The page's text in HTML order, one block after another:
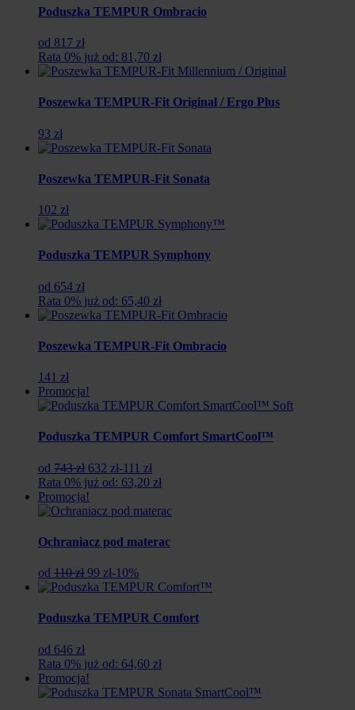
119 89
Poduszka TEMPUR Ombracio
od 817 zł
Rata 0% już od: 81,70 zł
Poszewka TEMPUR-Fit Original / Ergo Plus
93 zł
Poszewka TEMPUR-Fit Sonata
102 zł
Poduszka TEMPUR Symphony
od 654 zł
Rata 0% już od: 65,40 zł
Poszewka TEMPUR-Fit Ombracio
141 zł
Promocja!
Poduszka TEMPUR Comfort SmartCool™
od 743 zł Pierwotna
cena
wynosiła:
743
632 złAktualna
cena
632
-111 zł
Rata 0% już od: 63,20 zł
Promocja!
Ochraniacz pod materac
od 110 zł Pierwotna
cena
110
99 złAktualna
cena
99
-10%
Poduszka TEMPUR Comfort
od 646 zł
Rata 0% już od: 64,60 zł
Promocja!